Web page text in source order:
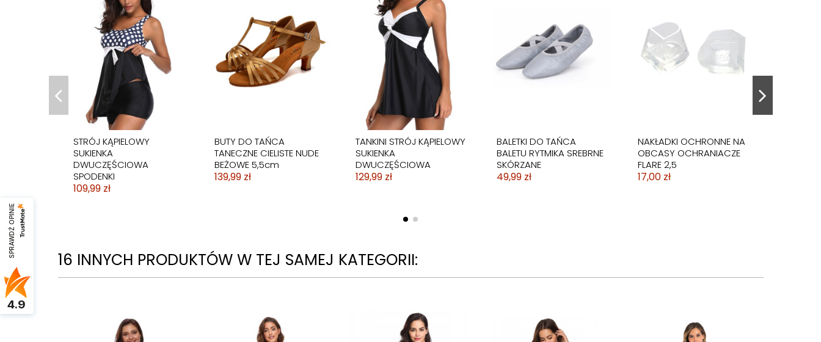
STRÓJ KĄPIELOWY
SUKIENKA
DWUCZĘŚCIOWA
SPODENKI
109,99 zł
BUTY DO TAŃCA
TANECZNE CIELISTE NUDE
BEŻOWE 5,5cm
139,99 zł
TANKINI STRÓJ KĄPIELOWY
SUKIENKA
DWUCZĘŚCIOWA
129,99 zł
BALETKI DO TAŃCA
BALETU RYTMIKA SREBRNE
SKÓRZANE
49,99 zł
NAKŁADKI OCHRONNE NA
OBCASY OCHRANIACZE
FLARE 2,5
17,00 zł
16 INNYCH PRODUKTÓW W TEJ SAMEJ KATEGORII:
SPRAWDŹ OPINIE
4.9